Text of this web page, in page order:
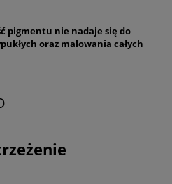
pigmentu nie nadaje się do
oraz malowania całych